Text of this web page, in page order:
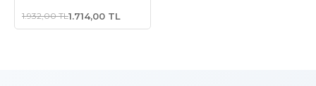
1.932,00 TL1.714,00 TL